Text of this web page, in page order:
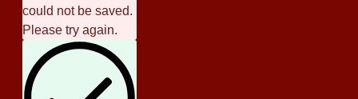
could not be saved.
Please try again.